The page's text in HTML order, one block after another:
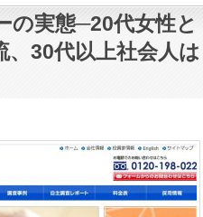
の実態─20代女性と
、30代以上社会人は